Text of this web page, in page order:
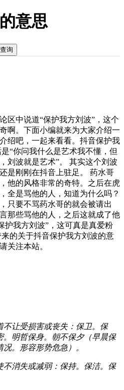
意思
查询
区中说道“保护我方刘波”，这个
啊。下面小编就来为大家介绍一
绍吧，一起来看看。抖音保护我
“你问我什么是艺术我不懂，但
刘波就是艺术”。 其实这个刘波
是刚刚在抖音上驻足。 药水哥
他的风格非常的奇特。之后在虎
全是骂他的人，知道为什么吗？
只要不骂药水哥的就会被请出
那些骂他的人，之后这就成了他
护我方刘波”，这可真是真爱粉
的关于抖音保护我方刘波的意
关注本站。
不让受损害或丧失：保卫。保
。明哲保身。朝不保夕（早晨保
。形容形势危急）。
不消失或减弱：保持。保洁。保